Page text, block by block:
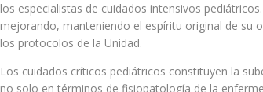
los especialistas de cuidados intensivos
mejorando, manteniendo el espíritu original de su
los protocolos de la Unidad.
Los cuidados críticos pediátricos constituyen la
no solo en términos de fisiopatología de la